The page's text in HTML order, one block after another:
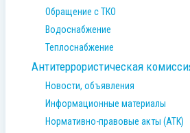
Обращение с ТКО
Водоснабжение
Теплоснабжение
Антитеррористическая
Новости, объявления
Информационные материалы
Нормативно-правовые акты (АТК)